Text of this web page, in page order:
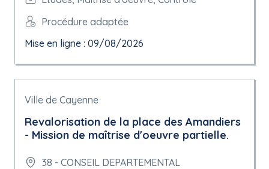
Procédure adaptée
Mise en ligne : 09/08/2026
Ville de Cayenne
Revalorisation de la place des Amandiers
- Mission de maîtrise d'oeuvre partielle.
38 - CONSEIL DEPARTEMENTAL